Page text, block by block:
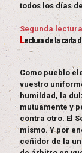
todos los días
Segunda lectura
Lectura de la carta
Como pueblo
vuestro
humildad, la
mutuamente y
contra otro. El
mismo. Y por
ceñidor de la